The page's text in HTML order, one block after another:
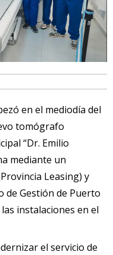
en el mediodía del
tomógrafo
“Dr. Emilio
mediante un
Leasing) y
de Gestión de Puerto
instalaciones en el
el servicio de